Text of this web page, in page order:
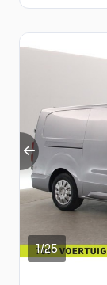
1/25